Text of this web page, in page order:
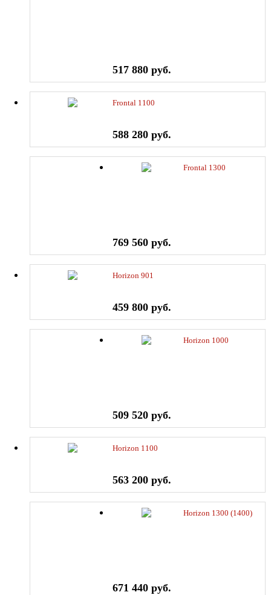
517 880 руб.
Frontal 1100
588 280 руб.
Frontal 1300
769 560 руб.
Horizon 901
459 800 руб.
Horizon 1000
509 520 руб.
Horizon 1100
563 200 руб.
Horizon 1300 (1400)
671 440 руб.